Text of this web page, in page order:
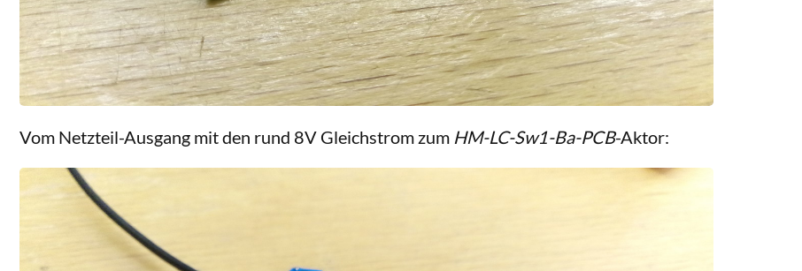
Vom Netzteil-Ausgang mit den rund 8V Gleichstrom zum HM-LC-Sw1-Ba-PCB-Aktor: